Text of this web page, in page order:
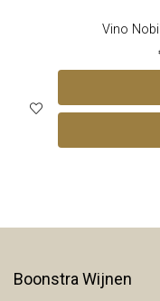
Vino
Boonstra Wijnen